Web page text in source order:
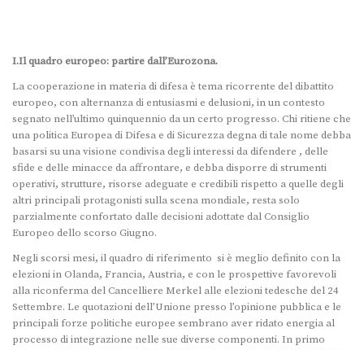
I.Il quadro europeo: partire dall’Eurozona.
La cooperazione in materia di difesa è tema ricorrente del dibattito
europeo, con alternanza di entusiasmi e delusioni, in un contesto
segnato nell’ultimo quinquennio da un certo progresso. Chi ritiene che
una politica Europea di Difesa e di Sicurezza degna di tale nome debba
basarsi su una visione condivisa degli interessi da difendere , delle
sfide e delle minacce da affrontare, e debba disporre di strumenti
operativi, strutture, risorse adeguate e credibili rispetto a quelle degli
altri principali protagonisti sulla scena mondiale, resta solo
parzialmente confortato dalle decisioni adottate dal Consiglio
Europeo dello scorso Giugno.
Negli scorsi mesi, il quadro di riferimento si è meglio definito con la
elezioni in Olanda, Francia, Austria, e con le prospettive favorevoli
alla riconferma del Cancelliere Merkel alle elezioni tedesche del 24
Settembre. Le quotazioni dell’Unione presso l’opinione pubblica e le
principali forze politiche europee sembrano aver ridato energia al
processo di integrazione nelle sue diverse componenti. In primo